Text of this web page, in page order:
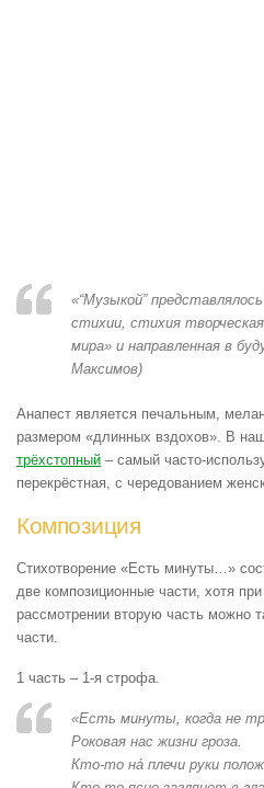
«“Музыкой”
стихии, стихия
мира» и направленная в
Максимов)
Анапест является печальным,
размером «длинных вздохов». В
трёхстопный – самый часто-
перекрёстная, с чередованием
Композиция
Стихотворение «Есть минуты…»
две композиционные части, хотя
рассмотрении вторую часть можно
части.
1 часть – 1-я строфа.
«Есть минуты, когда не
Роковая нас жизни гроза.
Кто-то на́ плечи руки